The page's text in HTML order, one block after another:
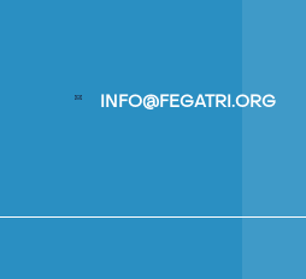
INFO@FEGATRI.ORG